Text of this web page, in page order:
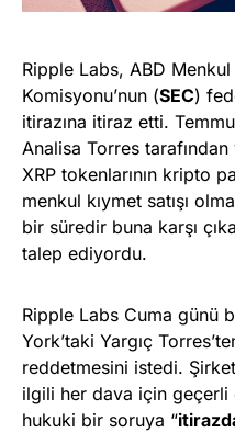
Ripple Labs, ABD
Komisyonu’nun (SEC)
itirazına itiraz etti.
Analisa Torres
XRP tokenlarının kripto
menkul kıymet satışı
bir süredir buna karşı
talep ediyordu.
Ripple Labs Cuma günü
York’taki Yargıç
reddetmesini istedi.
ilgili her dava için
hukuki bir soruya “